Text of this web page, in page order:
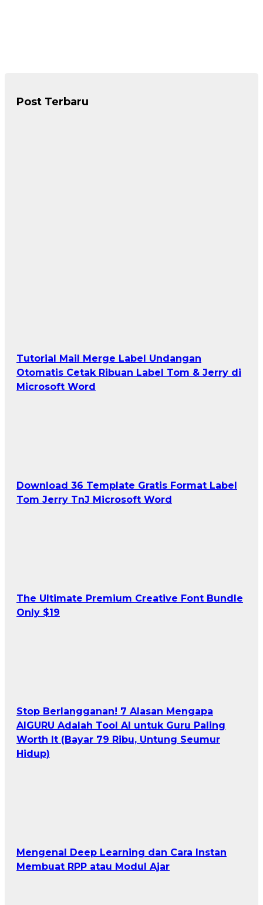
Post Terbaru
Tutorial Mail Merge Label Undangan
Otomatis Cetak Ribuan Label Tom & Jerry di
Microsoft Word
Download 36 Template Gratis Format Label
Tom Jerry TnJ Microsoft Word
The Ultimate Premium Creative Font Bundle
Only $19
Stop Berlangganan! 7 Alasan Mengapa
AIGURU Adalah Tool AI untuk Guru Paling
Worth It (Bayar 79 Ribu, Untung Seumur
Hidup)
Mengenal Deep Learning dan Cara Instan
Membuat RPP atau Modul Ajar